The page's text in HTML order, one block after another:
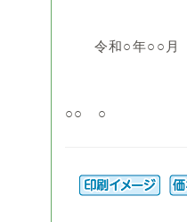
敬
令和○年○○月
株式
代表取
○○ ○